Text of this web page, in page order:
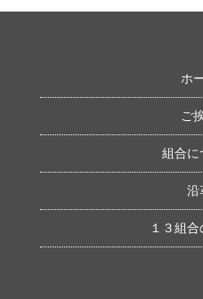
ホ
ご
組合に
沿
１３組